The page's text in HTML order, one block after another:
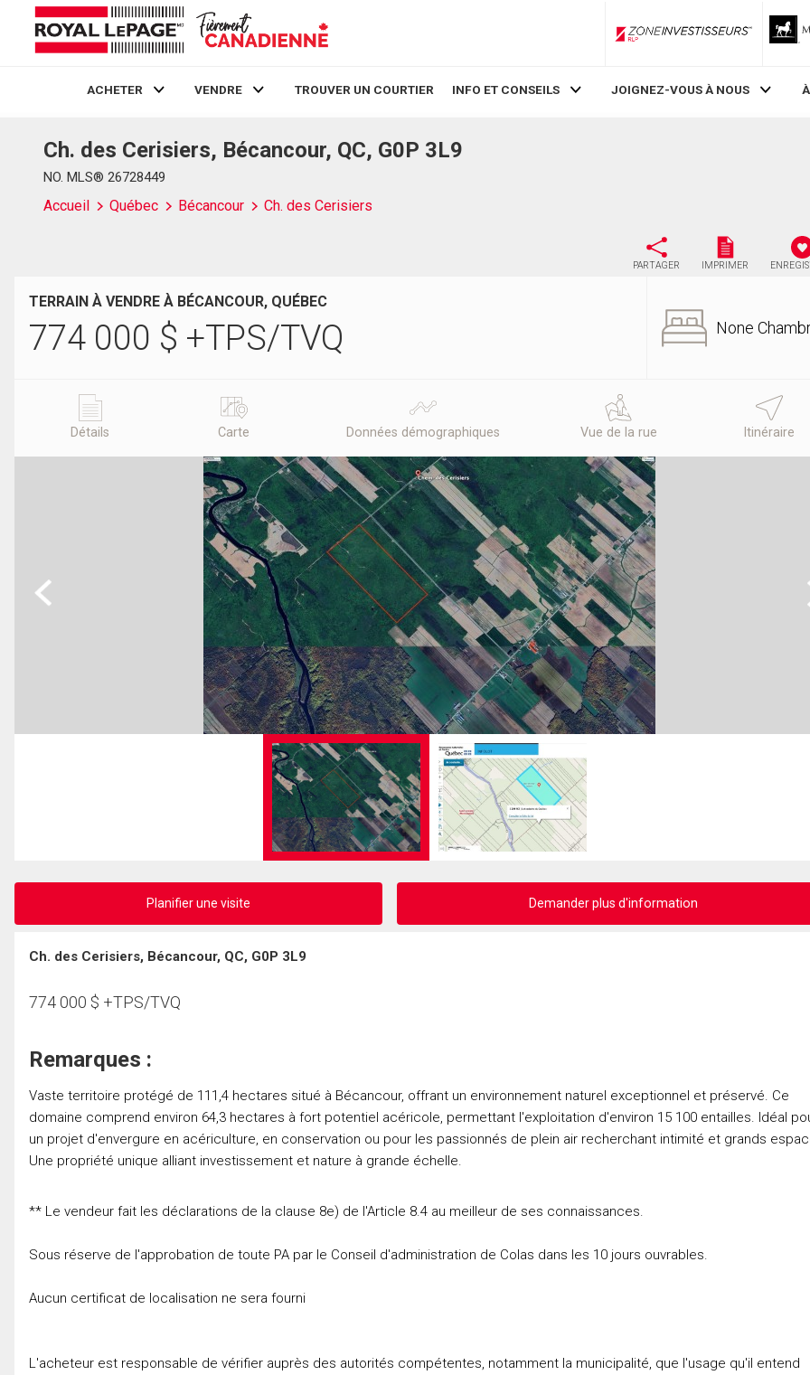
ZoneInvestisseurs RLP
ACHETER VENDRE TROUVER UN COURTIER INFO ET CONSEILS JOIGNEZ-VOUS À NOUS
Ch. des Cerisiers, Bécancour, QC, G0P 3L9
NO. MLS® 26728449
Accueil Québec Bécancour Ch. des Cerisiers
PARTAGER IMPRIMER
TERRAIN À VENDRE À BÉCANCOUR, QUÉBEC
774 000 $ +TPS/TVQ None
Détails Carte Données démographiques Vue de la rue Itinéraire
Previous
Planifier une visite Demander plus d'information
Ch. des Cerisiers, Bécancour, QC, G0P 3L9
774 000 $ +TPS/TVQ
Remarques :
Vaste territoire protégé de 111,4 hectares situé à Bécancour, offrant un environnement naturel exceptionnel et préservé. Ce
domaine comprend environ 64,3 hectares à fort potentiel acéricole, permettant l'exploitation d'environ 15 100 entailles. Idéal
un projet d'envergure en acériculture, en conservation ou pour les passionnés de plein air recherchant intimité et grands
Une propriété unique alliant investissement et nature à grande échelle.
** Le vendeur fait les déclarations de la clause 8e) de l'Article 8.4 au meilleur de ses connaissances.
Sous réserve de l'approbation de toute PA par le Conseil d'administration de Colas dans les 10 jours ouvrables.
Aucun certificat de localisation ne sera fourni
L'acheteur est responsable de vérifier auprès des autorités compétentes, notamment la municipalité, que l'usage qu'il entend